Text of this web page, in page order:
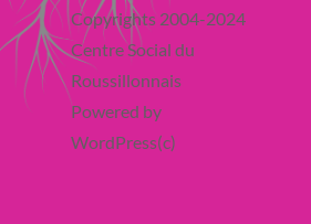
Copyrights 2004-2024
Centre Social du
Roussillonnais
Powered by
WordPress(c)